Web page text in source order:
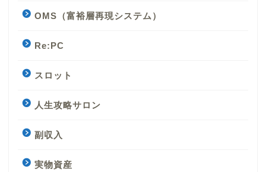
OMS（富裕層再現システム）
Re:PC
スロット
人生攻略サロン
副収入
実物資産